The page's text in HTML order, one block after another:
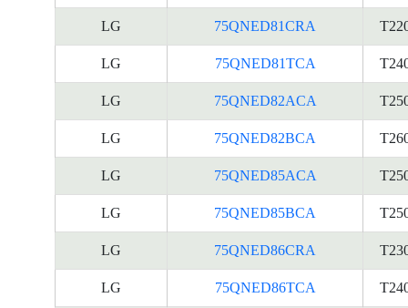
LG 75QNED81CRA
LG 75QNED81TCA
LG 75QNED82ACA
LG 75QNED82BCA
LG 75QNED85ACA
LG 75QNED85BCA
LG 75QNED86CRA
LG 75QNED86TCA